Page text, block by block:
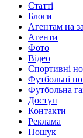
Статті
Блоги
Агентам на
Агенти
Фото
Відео
Спортивні
Футбольні
Футбольна
Доступ
Контакти
Реклама
Пошук